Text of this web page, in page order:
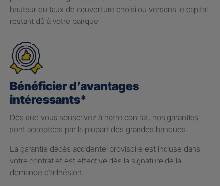
hauteur du taux de couverture choisi ou versons le capital
restant dû à votre banque
Bénéficier d’avantages
intéressants*
Dès que vous souscrivez à notre contrat, nos garanties
sont acceptées par la plupart des grandes banques.
La garantie décès accidentel provisoire est incluse dans
votre contrat et est effective dès la signature de la
demande d’adhésion.